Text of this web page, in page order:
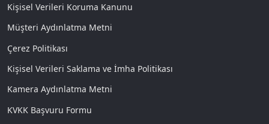
Kişisel Verileri Koruma Kanunu
Müşteri Aydınlatma Metni
Çerez Politikası
Kişisel Verileri Saklama ve İmha Politikası
Kamera Aydınlatma Metni
KVKK Başvuru Formu